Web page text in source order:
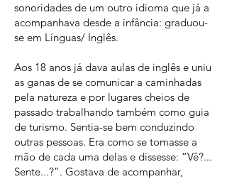
sonoridades de um outro idioma que já a
acompanhava desde a infância: graduou-
se em Línguas/ Inglês.
Aos 18 anos já dava aulas de inglês e uniu
as ganas de se comunicar a caminhadas
pela natureza e por lugares cheios de
passado trabalhando também como guia
de turismo. Sentia-se bem conduzindo
outras pessoas. Era como se tomasse a
mão de cada uma delas e dissesse: “Vê?...
Sente...?”. Gostava de acompanhar,